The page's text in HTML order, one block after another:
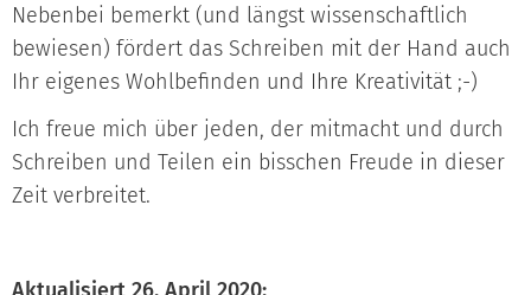
Nebenbei bemerkt (und längst wissenschaftlich
bewiesen) fördert das Schreiben mit der Hand auch
Ihr eigenes Wohlbefinden und Ihre Kreativität ;-)
Ich freue mich über jeden, der mitmacht und durch
Schreiben und Teilen ein bisschen Freude in dieser
Zeit verbreitet.
Aktualisiert 26. April 2020: